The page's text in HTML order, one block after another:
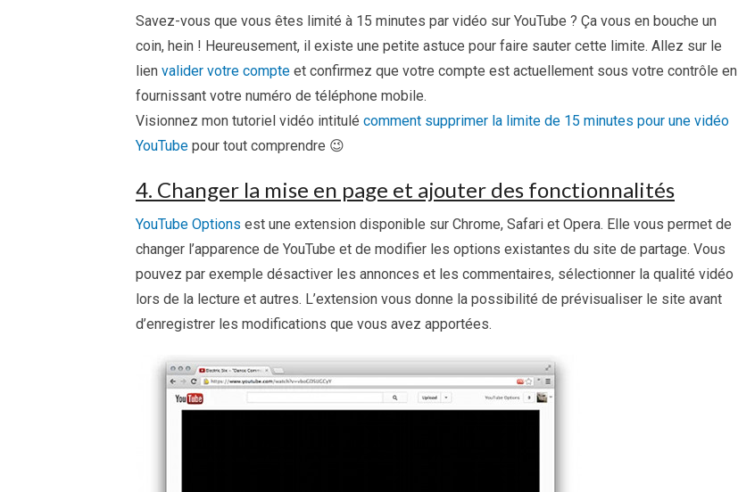
Savez-vous que vous êtes limité à 15 minutes par vidéo sur YouTube ? Ça vous en bouche un
coin, hein ! Heureusement, il existe une petite astuce pour faire sauter cette limite. Allez sur le
lien valider votre compte et confirmez que votre compte est actuellement sous votre contrôle en
fournissant votre numéro de téléphone mobile.
Visionnez mon tutoriel vidéo intitulé comment supprimer la limite de 15 minutes pour une vidéo
YouTube pour tout comprendre 😉
4. Changer la mise en page et ajouter des fonctionnalités
YouTube Options est une extension disponible sur Chrome, Safari et Opera. Elle vous permet de
changer l’apparence de YouTube et de modifier les options existantes du site de partage. Vous
pouvez par exemple désactiver les annonces et les commentaires, sélectionner la qualité vidéo
lors de la lecture et autres. L’extension vous donne la possibilité de prévisualiser le site avant
d’enregistrer les modifications que vous avez apportées.